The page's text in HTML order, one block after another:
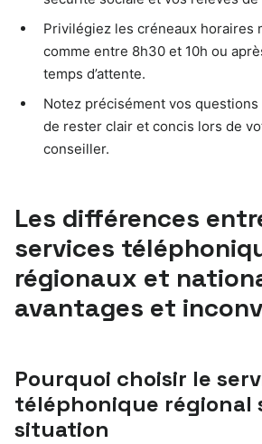
Privilégiez les créneaux horaires
comme entre 8h30 et 10h ou
temps d’attente.
Notez précisément vos questions
de rester clair et concis lors de
conseiller.
Les différences
services
régionaux et
avantages et
Pourquoi choisir le
téléphonique régional
situation